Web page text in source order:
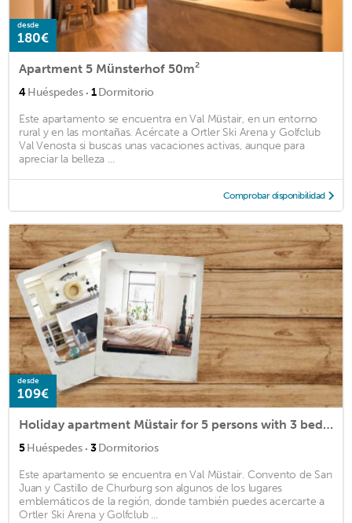
desde
180€
Apartment 5 Münsterhof 50m²
4Huéspedes · 1Dormitorio
Este apartamento se encuentra en Val Müstair, en un entorno
rural y en las montañas. Acércate a Ortler Ski Arena y Golfclub
Val Venosta si buscas unas vacaciones activas, aunque para
apreciar la belleza ...
Comprobar disponibilidad
desde
109€
Holiday apartment Müstair for 5 persons with 3 bedrooms - Holiday apartment
5Huéspedes · 3Dormitorios
Este apartamento se encuentra en Val Müstair. Convento de San
Juan y Castillo de Churburg son algunos de los lugares
emblemáticos de la región, donde también puedes acercarte a
Ortler Ski Arena y Golfclub ...